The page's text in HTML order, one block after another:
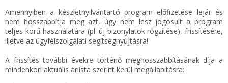
Amennyiben a készletnyilvántartó program előfizetése lejár és
nem hosszabbítja meg azt, úgy nem lesz jogosult a program
teljes körű használatára (pl. új bizonylatok rögzítése), frissítésére,
illetve az ügyfélszolgálati segítségnyújtásra!
A frissítés további évekre történő meghosszabbításának díja a
mindenkori aktuális árlista szerint kerül megállapításra: